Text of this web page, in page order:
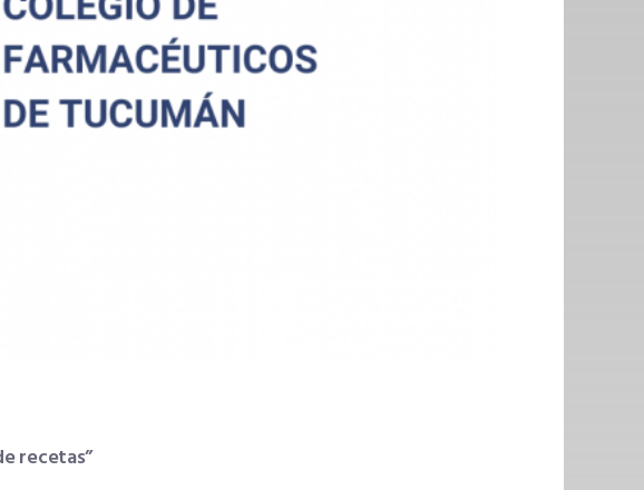
recetas”